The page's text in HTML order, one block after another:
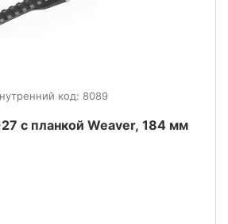
код: 8089
с планкой Weaver, 184 мм